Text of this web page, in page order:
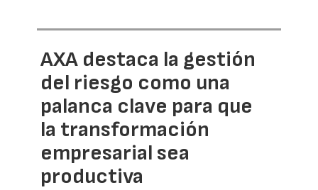
AXA destaca la gestión
del riesgo como una
palanca clave para que
la transformación
empresarial sea
productiva